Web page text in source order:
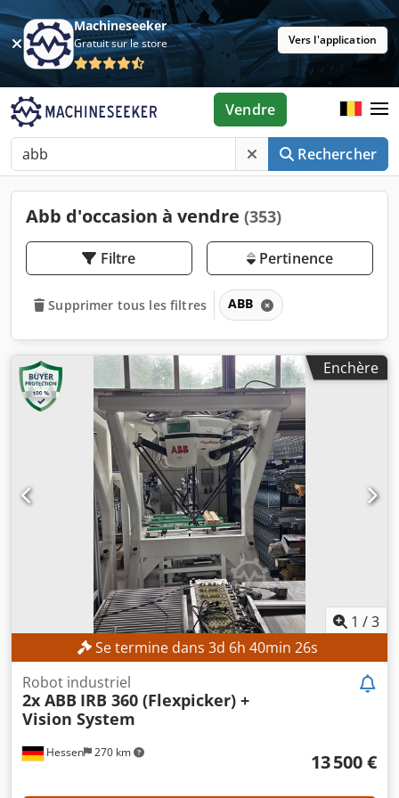
Machineseeker
Gratuit sur le store Vers l'application
Rechercher
Vendre
Abb d'occasion à vendre (353)
Filtre Pertinence
Supprimer tous les filtres ABB
Enchère
1 /3
Se termine dans 3d 6h 40min 24s
Hessen 270 km
Robot industriel
2x ABB IRB 360 (Flexpicker) +
Vision System
13 500 €